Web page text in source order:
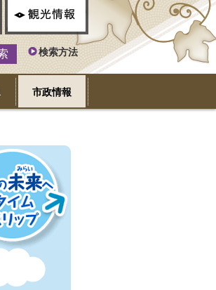
検索方法
市政情報
来へタイムス